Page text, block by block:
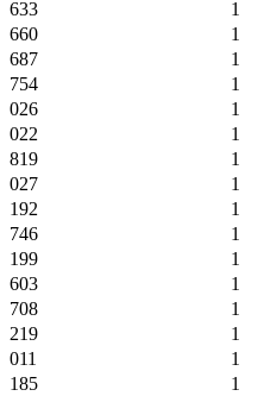
633
1
660
1
687
1
754
1
026
1
022
1
819
1
027
1
192
1
746
1
199
1
603
1
708
1
219
1
011
1
185
1